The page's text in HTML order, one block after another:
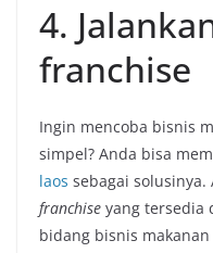
4.
franchise
Ingin mencoba bisnis
simpel? Anda bisa
laos sebagai
franchise yang tersedia
bidang bisnis